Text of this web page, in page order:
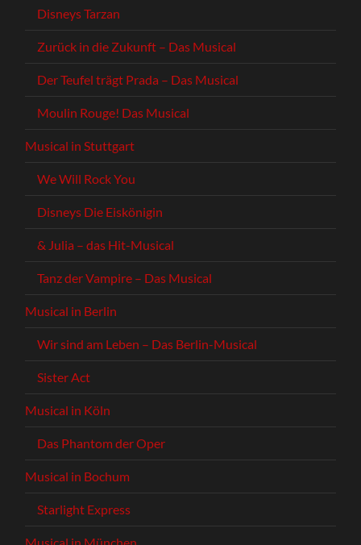
Disneys Tarzan
Zurück in die Zukunft – Das Musical
Der Teufel trägt Prada – Das Musical
Moulin Rouge! Das Musical
Musical in Stuttgart
We Will Rock You
Disneys Die Eiskönigin
& Julia – das Hit-Musical
Tanz der Vampire – Das Musical
Musical in Berlin
Wir sind am Leben – Das Berlin-Musical
Sister Act
Musical in Köln
Das Phantom der Oper
Musical in Bochum
Starlight Express